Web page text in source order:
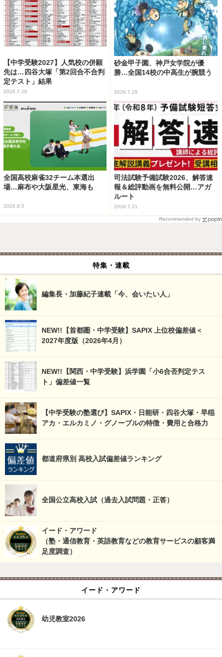
【中学受験2027】人気校の併願
先は…四谷大塚「第2回合不合判
定テスト」結果
2026.7.16
砂金甲子園、神戸女学院が優
勝…全国14校の中高生が腕競う
2026.7.29
全国高校麻雀32チーム本選出
場…麻布や大阪星光、東海も
2026.8.5
司法試験予備試験2026、解答速
報＆総評動画を無料公開…アガ
ルート
2026.7.21
Recommended by
特集・連載
編集長・加藤紀子連載「今、会いたい人」
NEW!!【首都圏・中学受験】SAPIX 上位校偏差値＜
2027年度版（2026年4月）
NEW!!【関西・中学受験】浜学園「小6合否判定テス
ト」偏差値一覧
【中学受験の塾選び】SAPIX・日能研・四谷大塚・早稲
アカ・エルカミノ・グノーブルの特徴・費用と合格力
都道府県別 高校入試偏差値ランキング
全国公立高校入試（過去入試問題・正答）
イード・アワード
（塾・通信教育・英語教育などの教育サービスの顧客満
足度調査）
イード・アワード
幼児教室2026